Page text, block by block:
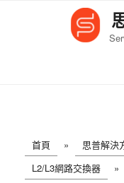
首頁 » 思普解決
L2/L3網路交換器
»